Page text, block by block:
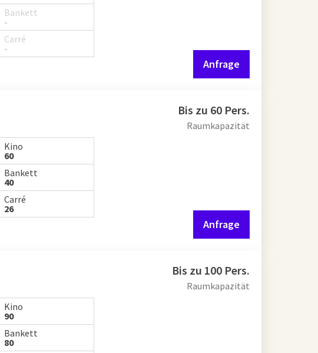
Bankett
-
Carré
-
Anfrage
Kino
60
Bankett
40
Carré
26
Bis zu 60 Pers.
Raumkapazität
Anfrage
Kino
90
Bankett
80
Bis zu 100 Pers.
Raumkapazität